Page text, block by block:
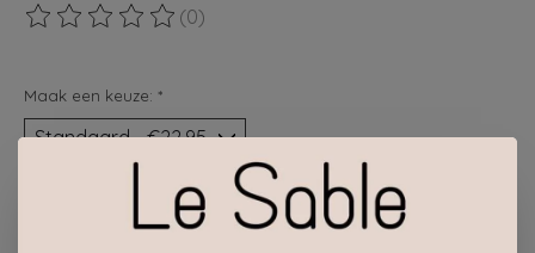
De beoordeling van dit product is
(0)
Maak een keuze: *